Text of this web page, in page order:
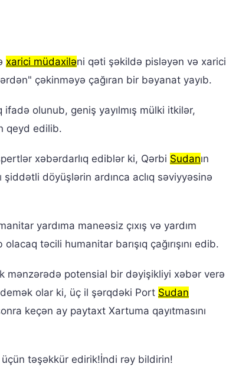
xarici müdaxiləni qəti şəkildə pisləyən və xarici
çəkinməyə çağıran bir bəyanat yayıb.
olunub, geniş yayılmış mülki itkilər,
qeyd edilib.
xəbərdarlıq ediblər ki, Qərbi Sudanın
döyüşlərin ardınca aclıq səviyyəsinə
yardıma maneəsiz çıxış və yardım
təcili humanitar barışıq çağırışını edib.
potensial bir dəyişikliyi xəbər verə
olar ki, üç il şərqdəki Port Sudan
keçən ay paytaxt Xartuma qayıtmasını
təşəkkür edirik!İndi rəy bildirin!